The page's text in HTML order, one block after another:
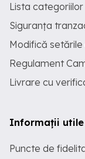
Lista categoriilor
Siguranța
Modifică
Regulament
Livrare cu
Informații utile
Puncte de